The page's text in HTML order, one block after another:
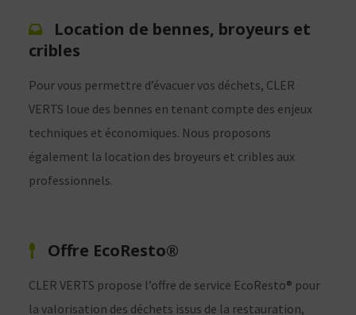
Location de bennes, broyeurs et
cribles
Pour vous permettre d’évacuer vos déchets, CLER
VERTS loue des bennes en tenant compte des enjeux
techniques et économiques. Nous proposons
également la location des broyeurs et cribles aux
professionnels.
Offre EcoResto®
CLER VERTS propose l’offre de service EcoResto® pour
la valorisation des déchets issus de la restauration,